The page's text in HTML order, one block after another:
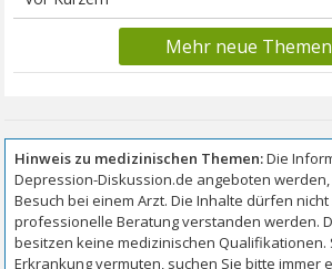
Mehr neue Themen